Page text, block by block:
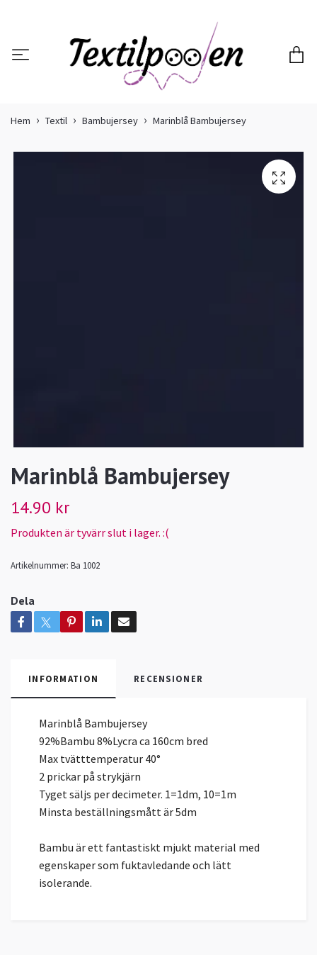
Hem Textil Bambujersey Marinblå Bambujersey
Marinblå Bambujersey
14.90 kr
Produkten är tyvärr slut i lager. :(
Artikelnummer: Ba 1002
Dela
INFORMATION RECENSIONER
Marinblå Bambujersey
92%Bambu 8%Lycra ca 160cm bred
Max tvätttemperatur 40°
2 prickar på strykjärn
Tyget säljs per decimeter. 1=1dm, 10=1m
Minsta beställningsmått är 5dm
Bambu är ett fantastiskt mjukt material med
egenskaper som fuktavledande och lätt
isolerande.